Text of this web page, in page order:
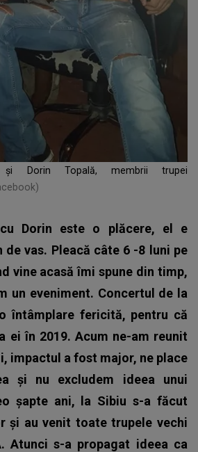
și Dorin Topală, membrii trupei
Dorin este o plăcere, el e
de vas. Pleacă câte 6 -8 luni pe
vine acasă îmi spune din timp,
un eveniment. Concertul de la
întâmplare fericită, pentru că
ei în 2019. Acum ne-am reunit
impactul a fost major, ne place
și nu excludem ideea unui
șapte ani, la Sibiu s-a făcut
și au venit toate trupele vechi
Atunci s-a propagat ideea ca